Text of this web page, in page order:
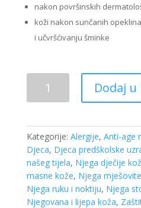
nakon površinskih
koži nakon sunčanih
i učvršćivanju šminke
termalna
voda
količina
Dodaj u
Kategorije: Alergije, Anti-age
Djeca, Djeca predškolske
našeg tijela, Njega dječije
masne kože, Njega
Njega ruku i noktiju, Njega
Njegovana i lijepa koža,